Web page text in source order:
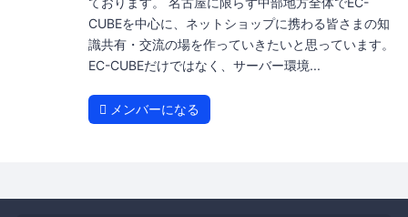
CUBEを中心に、ネットショップに携わる皆さまの知
識共有・交流の場を作っていきたいと思っています。
EC-CUBEだけではなく、サーバー環境...
メンバーになる